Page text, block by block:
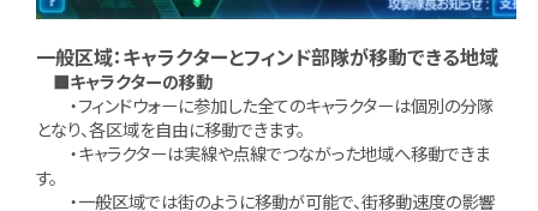
一般区域：キャラクターとフィンド部隊が移動できる地域
■キャラクターの移動
・フィンドウォーに参加した全てのキャラクターは個別の分隊
となり、各区域を自由に移動できます。
・キャラクターは実線や点線でつながった地域へ移動できま
す。
・一般区域では街のように移動が可能で、街移動速度の影響